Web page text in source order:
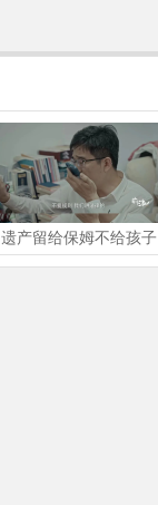
遗产留给保姆不给孩子
他们拍下上海老人最